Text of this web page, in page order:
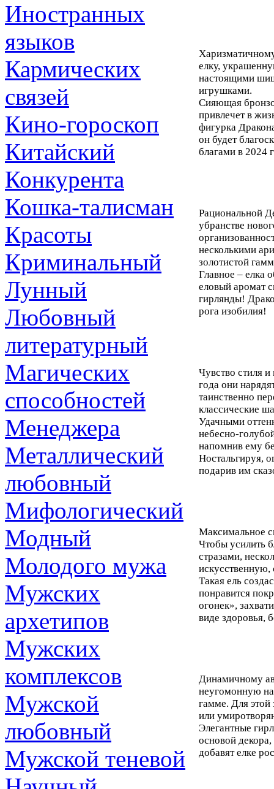
Иностранных
языков
Кармических
связей
Кино-гороскоп
Китайский
Конкурента
Кошка-талисман
Красоты
Криминальный
Лунный
Любовный
литературный
Магических
способностей
Менеджера
Металлический
любовный
Мифологический
Модный
Молодого мужа
Мужских
архетипов
Мужских
комплексов
Мужской
любовный
Мужской теневой
елку,
настоящими
игрушками.
Сияющая
привлечет в
фигурка
он будет
благами в 2024
Рациональной
убранстве
несколькими
золотистой
Главное – елка
еловый аромат
гирлянды!
рога изобилия!
Чувство стиля
года они
таинственно
классические
Удачными
небесно-
напомнив ему
Ностальгируя,
подарив им
Максимальное
Чтобы усилить
стразами,
искусственную,
Такая ель
понравится
огонек»,
виде здоровья,
Динамичному
неугомонную
гамме. Для этой
или
Элегантные
основой
добавят елке